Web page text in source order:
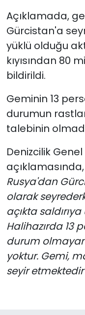
Açıklamada,
Gürcistan'a
yüklü olduğu
kıyısından 80
bildirildi.
Geminin 13
durumun
talebinin
Denizcilik
açıklamasında,
Rusya'dan
olarak
açıkta
Halihazırda 13
durum
yoktur. Gemi,
seyir